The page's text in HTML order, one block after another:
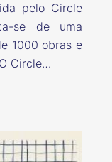
pelo Circle
se de uma
1000 obras e
Circle…